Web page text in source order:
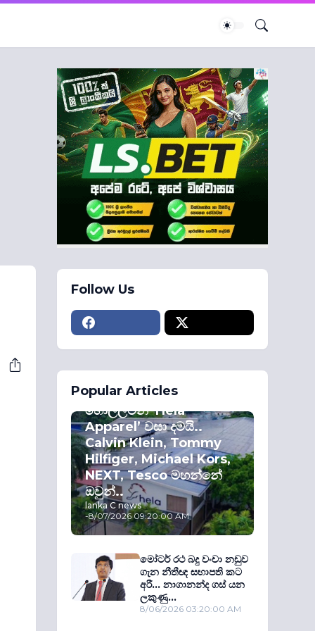
Follow Us
Popular Articles
කොළඹ කොටස්
හොල්ලමින් ‘Hela
Apparel’ වසා දමයි..
Calvin Klein, Tommy
Hilfiger, Michael Kors,
NEXT, Tesco මහන්නේ
ඔවුන්..
lanka C news
-8/07/2026 09:20:00 AM
මෝටර් රථ බදු වංචා නඩුව
ගැන නීතීඥ සභාපති කට
අරී... නාගානන්ද ගස් යන
ලකුණු...
8/06/2026 03:20:00 AM